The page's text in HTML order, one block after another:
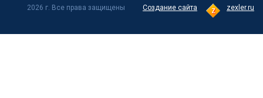
Создание сайта zexler.ru
2026 г. Все права защищены